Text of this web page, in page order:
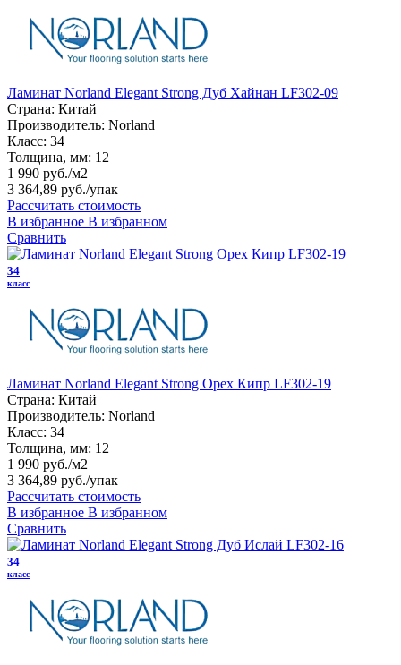
Ламинат Norland Elegant Strong Дуб Хайнан LF302-09
Страна: Китай
Производитель: Norland
Класс: 34
Толщина, мм: 12
1 990 руб./м2
3 364,89 руб./упак
Рассчитать стоимость
В избранное В избранном
Сравнить
34
класс
Ламинат Norland Elegant Strong Орех Кипр LF302-19
Страна: Китай
Производитель: Norland
Класс: 34
Толщина, мм: 12
1 990 руб./м2
3 364,89 руб./упак
Рассчитать стоимость
В избранное В избранном
Сравнить
34
класс